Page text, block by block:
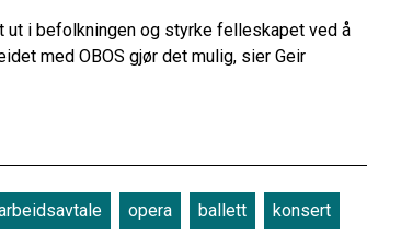
ut i befolkningen og styrke felleskapet ved å
med OBOS gjør det mulig, sier Geir
opera ballett konsert